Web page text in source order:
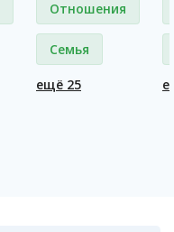
Отношения
Семья
ещё 25